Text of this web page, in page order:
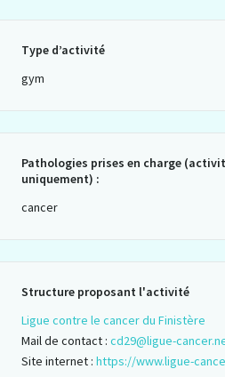
Type d’activité
gym
Pathologies prises en charge
uniquement) :
cancer
Structure proposant l'activité
Ligue contre le cancer du Finistère
Mail de contact : cd29@ligue-
Site internet : https://www.ligue-